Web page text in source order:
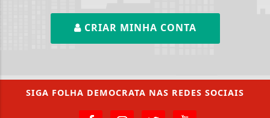
CRIAR MINHA CONTA
SIGA FOLHA DEMOCRATA NAS REDES SOCIAIS